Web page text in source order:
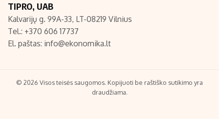
TIPRO, UAB
Kalvarijų g. 99A-33, LT-08219 Vilnius
Tel.: +370 606 17737
El. paštas: info@ekonomika.lt
© 2026 Visos teisės saugomos. Kopijuoti be raštiško sutikimo yra
draudžiama.